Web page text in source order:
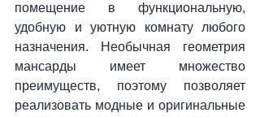
помещение в функциональную,
удобную и уютную комнату любого
назначения. Необычная геометрия
мансарды имеет множество
преимуществ, поэтому позволяет
реализовать модные и оригинальные